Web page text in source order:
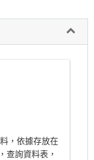
，依據存放在
查詢資料表，